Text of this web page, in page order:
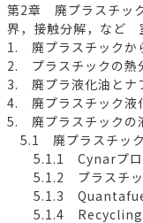
第2章 廃プラスチッ
界，接触分解，など
1. 廃プラスチックか
2. プラスチックの熱
3. 廃プラ液化油とナ
4. 廃プラスチック液
5. 廃プラスチックの
5.1 廃プラスチック
5.1.1 Cynarプロ
5.1.2 プラスチッ
5.1.3
5.1.4 Recycling